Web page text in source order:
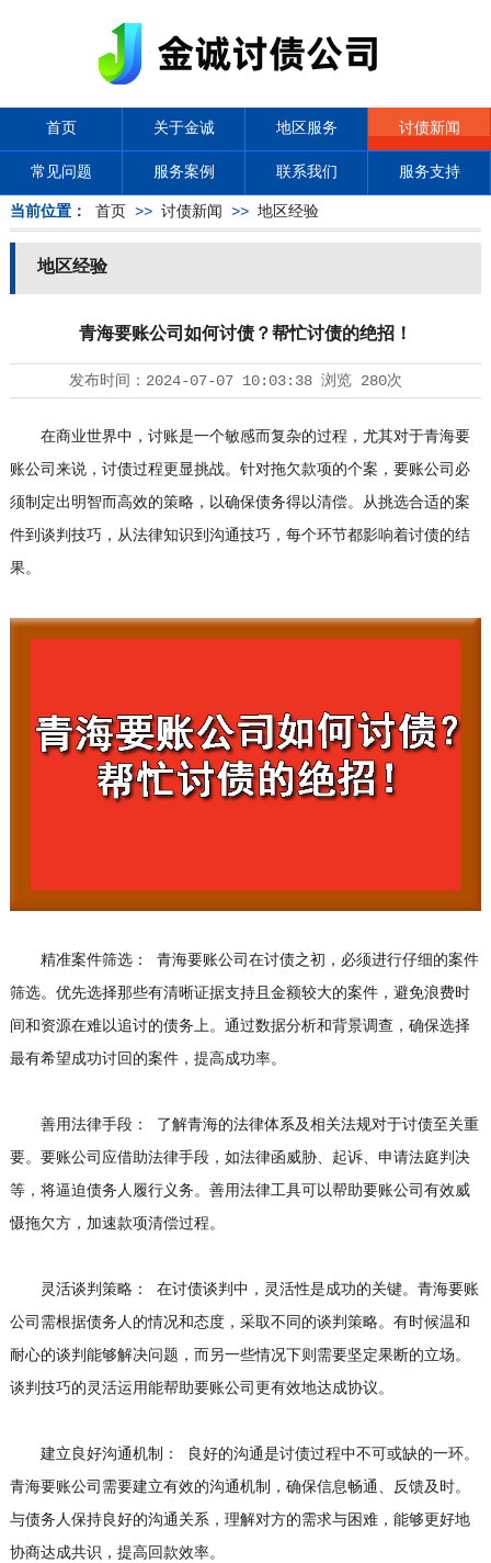
首页 关于金诚 地区服务 讨债新闻
常见问题 服务案例 联系我们 服务支持
当前位置： 首页 >> 讨债新闻 >> 地区经验
地区经验
青海要账公司如何讨债？帮忙讨债的绝招！
发布时间： 2024-07-07 10:03:38浏览 280次
在商业世界中，讨账是一个敏感而复杂的过程，尤其对于青海要
账公司来说，讨债过程更显挑战。针对拖欠款项的个案，要账公司必
须制定出明智而高效的策略，以确保债务得以清偿。从挑选合适的案
件到谈判技巧，从法律知识到沟通技巧，每个环节都影响着讨债的结
果。
精准案件筛选： 青海要账公司在讨债之初，必须进行仔细的案件
筛选。优先选择那些有清晰证据支持且金额较大的案件，避免浪费时
间和资源在难以追讨的债务上。通过数据分析和背景调查，确保选择
最有希望成功讨回的案件，提高成功率。
善用法律手段： 了解青海的法律体系及相关法规对于讨债至关重
要。要账公司应借助法律手段，如法律函威胁、起诉、申请法庭判决
等，将逼迫债务人履行义务。善用法律工具可以帮助要账公司有效威
慑拖欠方，加速款项清偿过程。
灵活谈判策略： 在讨债谈判中，灵活性是成功的关键。青海要账
公司需根据债务人的情况和态度，采取不同的谈判策略。有时候温和
耐心的谈判能够解决问题，而另一些情况下则需要坚定果断的立场。
谈判技巧的灵活运用能帮助要账公司更有效地达成协议。
建立良好沟通机制： 良好的沟通是讨债过程中不可或缺的一环。
青海要账公司需要建立有效的沟通机制，确保信息畅通、反馈及时。
与债务人保持良好的沟通关系，理解对方的需求与困难，能够更好地
协商达成共识，提高回款效率。